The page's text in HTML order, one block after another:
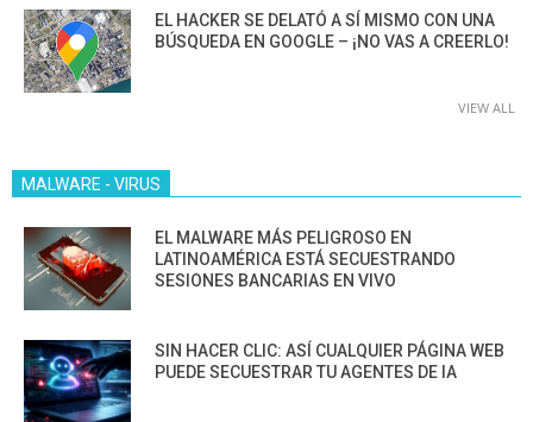
EL HACKER SE DELATÓ A SÍ MISMO CON UNA
BÚSQUEDA EN GOOGLE – ¡NO VAS A CREERLO!
VIEW ALL
MALWARE - VIRUS
EL MALWARE MÁS PELIGROSO EN
LATINOAMÉRICA ESTÁ SECUESTRANDO
SESIONES BANCARIAS EN VIVO
SIN HACER CLIC: ASÍ CUALQUIER PÁGINA WEB
PUEDE SECUESTRAR TU AGENTES DE IA